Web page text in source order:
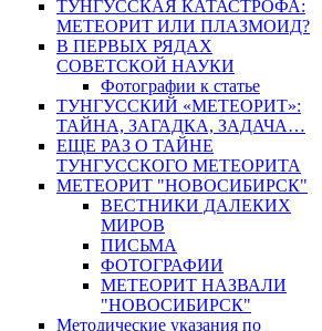
ТУНГУССКАЯ КАТАСТРОФА:
МЕТЕОРИТ ИЛИ ПЛАЗМОИД?
В ПЕРВЫХ РЯДАХ
СОВЕТСКОЙ НАУКИ
Фотографии к статье
ТУНГУССКИЙ «МЕТЕОРИТ»:
ТАЙНА, ЗАГАДКА, ЗАДАЧА…
ЕЩЕ РАЗ О ТАЙНЕ
ТУНГУССКОГО МЕТЕОРИТА
МЕТЕОРИТ "НОВОСИБИРСК"
ВЕСТНИКИ ДАЛЕКИХ
МИРОВ
ПИСЬМА
ФОТОГРАФИИ
МЕТЕОРИТ НАЗВАЛИ
"НОВОСИБИРСК"
Методические указания по